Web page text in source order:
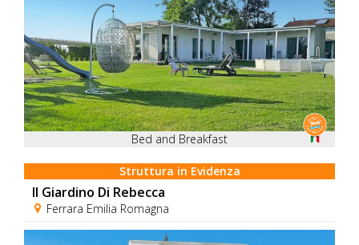
Bed and Breakfast
Struttura in Evidenza
Il Giardino Di Rebecca
Ferrara Emilia Romagna